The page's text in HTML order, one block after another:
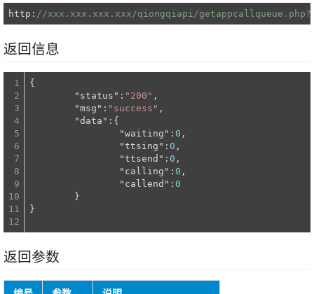
http: //xxx.xxx.xxx.xxx/qiongqiapi/
返回信息
1
2
3
4
5
6
7
8
9
10
11
{
"status" : "200" ,
"msg" : "success" ,
"data" :{
"waiting" : 0 ,
"ttsing" : 0 ,
"ttsend" : 0 ,
"calling" : 0 ,
"callend" : 0
}
返回参数